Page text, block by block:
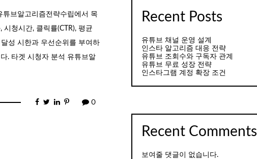
브알고리즘전략수립에서 목
청시간, 클릭률(CTR), 평균
성 시한과 우선순위를 부여하
. 타겟 시청자 분석 유튜브알
0
Recent Posts
유튜브 채널 운영 설계
인스타 알고리즘 대응 전략
유튜브 조회수와 구독자 관계
유튜브 무료 성장 전략
인스타그램 계정 확장 조건
Recent Comments
보여줄 댓글이 없습니다.